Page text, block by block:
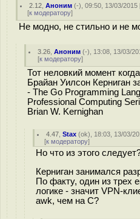
2.12 ,Аноним (-), 09:50, 13/03/2015
[к модератору]
Не модно, не стильно и не
3.26 ,Аноним (-), 13:08, 13/03/
[к модератору]
Тот неловкий момент
Брайан Уилсон Керниган
- The Go Programming
Professional Computing
Brian W. Kernighan
4.47 ,Stax (ok), 18:03, 13/03/
[к модератору]
Но что из этого
Керниган занимался
По факту, один из трех
логике - значит VPN-
awk, чем на C?